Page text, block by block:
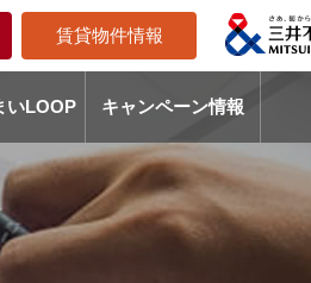
賃貸物件情報
いLOOP キャンペーン情報